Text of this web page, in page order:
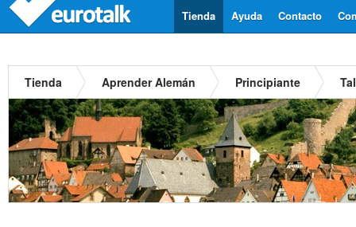
Contacto
Ayuda
Tienda
Tienda Aprender Alemán Principiante